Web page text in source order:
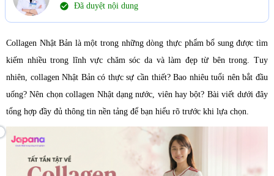
check_circle Đã duyệt nội dung
Collagen Nhật Bản là một trong những dòng thực phẩm bổ sung được tìm
kiếm nhiều trong lĩnh vực chăm sóc da và làm đẹp từ bên trong. Tuy
nhiên, collagen Nhật Bản có thực sự cần thiết? Bao nhiêu tuổi nên bắt đầu
uống? Nên chọn collagen Nhật dạng nước, viên hay bột? Bài viết dưới đây
tổng hợp đầy đủ thông tin nền tảng để bạn hiểu rõ trước khi lựa chọn.